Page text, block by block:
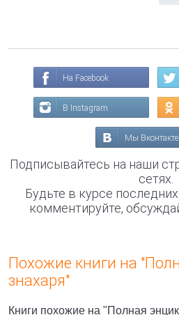
На Facebook
В Instagram
Мы Вконтакте
Подписывайтесь на наши
сетях.
Будьте в курсе
комментируйте,
Похожие книги на
знахаря"
Книги похожие на "Полная